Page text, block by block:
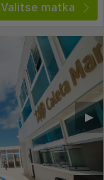
Valitse matka
▶︎